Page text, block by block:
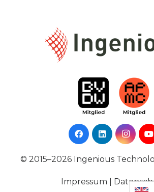
© 2015–2026 Ingenious
Impressum